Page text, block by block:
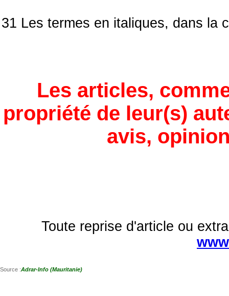
31 Les termes en italiques, dans la
Les articles,
propriété de leur(s)
avis,
Toute reprise d'article ou
Source :Adrar-Info (Mauritanie)